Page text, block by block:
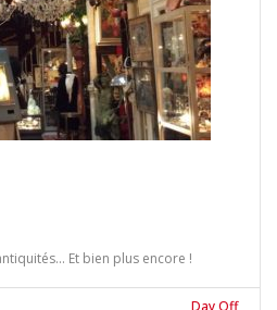
Et bien plus encore !
Day Off